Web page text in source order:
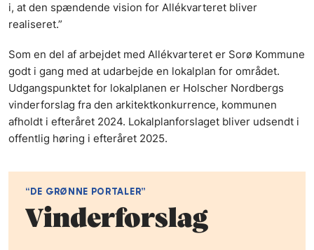
i, at den spændende vision for Allékvarteret bliver
realiseret.”
Som en del af arbejdet med Allékvarteret er Sorø Kommune
godt i gang med at udarbejde en lokalplan for området.
Udgangspunktet for lokalplanen er Holscher Nordbergs
vinderforslag fra den arkitektkonkurrence, kommunen
afholdt i efteråret 2024. Lokalplanforslaget bliver udsendt i
offentlig høring i efteråret 2025.
“DE GRØNNE PORTALER”
Vinderforslag